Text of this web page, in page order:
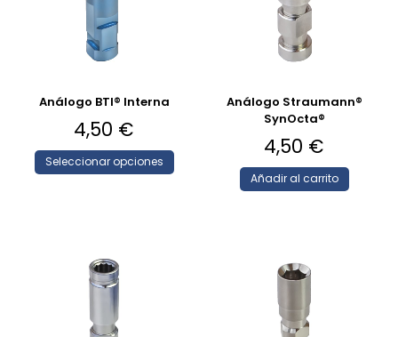
Análogo BTI® Interna
4,50 €
Seleccionar opciones
Análogo Straumann®
SynOcta®
4,50 €
Añadir al carrito